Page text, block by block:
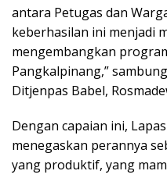
antara Petugas dan
keberhasilan ini menjadi
mengembangkan
Pangkalpinang,”
Ditjenpas Babel,
Dengan capaian ini,
menegaskan perannya
yang produktif, yang